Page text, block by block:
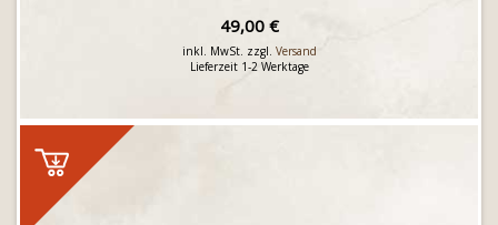
49,00 €
inkl. MwSt. zzgl. Versand
Lieferzeit 1-2 Werktage